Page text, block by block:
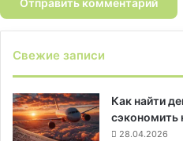
Свежие записи
Как найти
сэкономить
28.04.2026